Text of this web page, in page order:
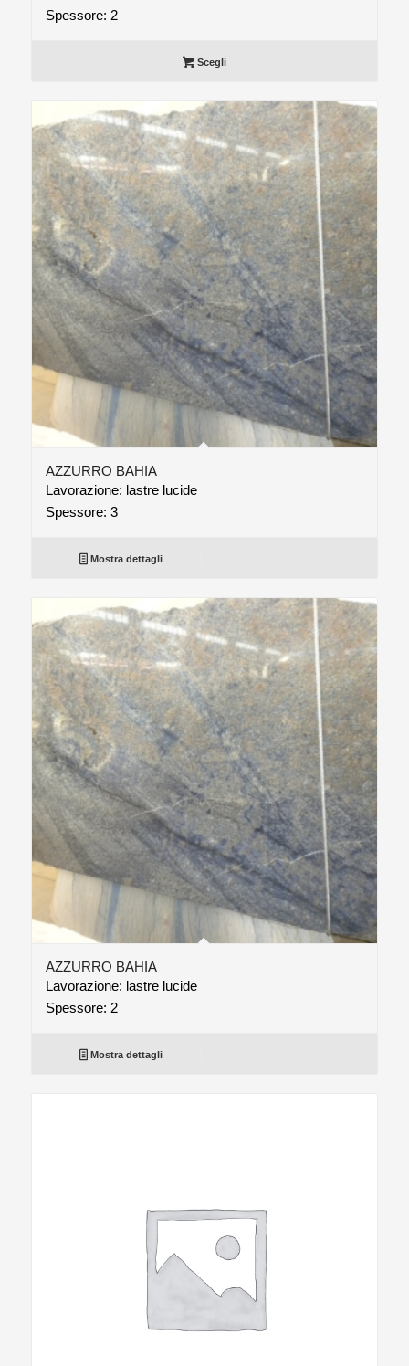
Spessore: 2
Scegli
AZZURRO BAHIA
Lavorazione: lastre lucide
Spessore: 3
Mostra dettagli
AZZURRO BAHIA
Lavorazione: lastre lucide
Spessore: 2
Mostra dettagli